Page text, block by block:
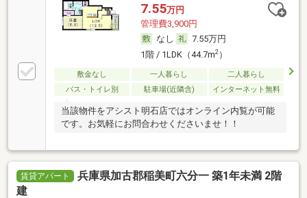
7.55万円
管理費3,900円
なし
7.55万円
1階 / 1LDK（44.7m2）
敷金なし 一人暮らし
二人暮らし
バス・トイレ別
駐車場(近隣含) インターネット無料
当該物件をアシスト明石店ではオンライン内覧が可能
です。お気軽にお問合わせくださいませ！！
賃貸アパート
兵庫県加古郡稲美町六分一 築1年未満 2階
建